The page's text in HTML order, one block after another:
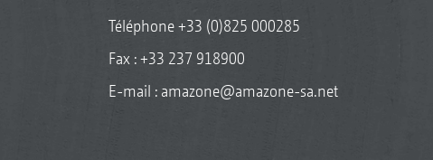
Téléphone+33 (0)825 000285
Fax : +33 237 918900
E-mail : amazone@amazone-sa.net